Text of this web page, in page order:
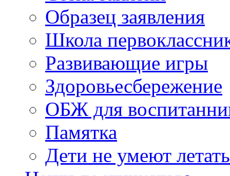
Образец заявления
Школа
Развивающие игры
Здоровьесбережение
ОБЖ для
Памятка
Дети не умеют летать